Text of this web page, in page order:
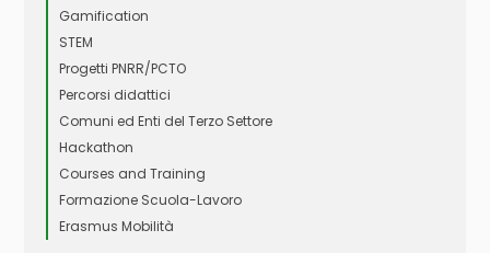
Gamification
STEM
Progetti PNRR/PCTO
Percorsi didattici
Comuni ed Enti del Terzo Settore
Hackathon
Courses and Training
Formazione Scuola-Lavoro
Erasmus Mobilità